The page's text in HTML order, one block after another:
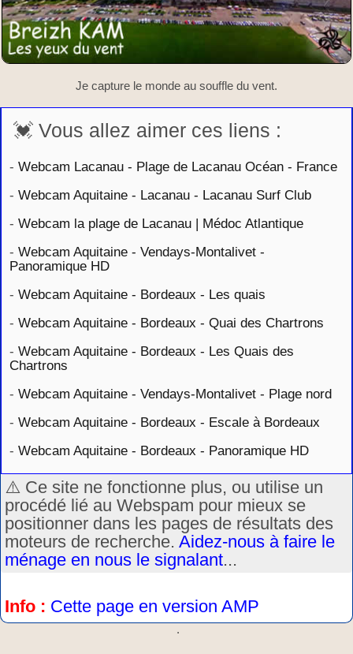
Je capture le monde au souffle du vent.
💓 Vous allez aimer ces liens :
- Webcam Lacanau - Plage de Lacanau Océan - France
- Webcam Aquitaine - Lacanau - Lacanau Surf Club
- Webcam la plage de Lacanau | Médoc Atlantique
- Webcam Aquitaine - Vendays-Montalivet -
Panoramique HD
- Webcam Aquitaine - Bordeaux - Les quais
- Webcam Aquitaine - Bordeaux - Quai des Chartrons
- Webcam Aquitaine - Bordeaux - Les Quais des
Chartrons
- Webcam Aquitaine - Vendays-Montalivet - Plage nord
- Webcam Aquitaine - Bordeaux - Escale à Bordeaux
- Webcam Aquitaine - Bordeaux - Panoramique HD
⚠️ Ce site ne fonctionne plus, ou utilise un
procédé lié au Webspam pour mieux se
positionner dans les pages de résultats des
moteurs de recherche. Aidez-nous à faire le
ménage en nous le signalant...
Info : Cette page en version AMP
.